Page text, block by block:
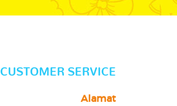
CUSTOMER SERVICE
Alamat